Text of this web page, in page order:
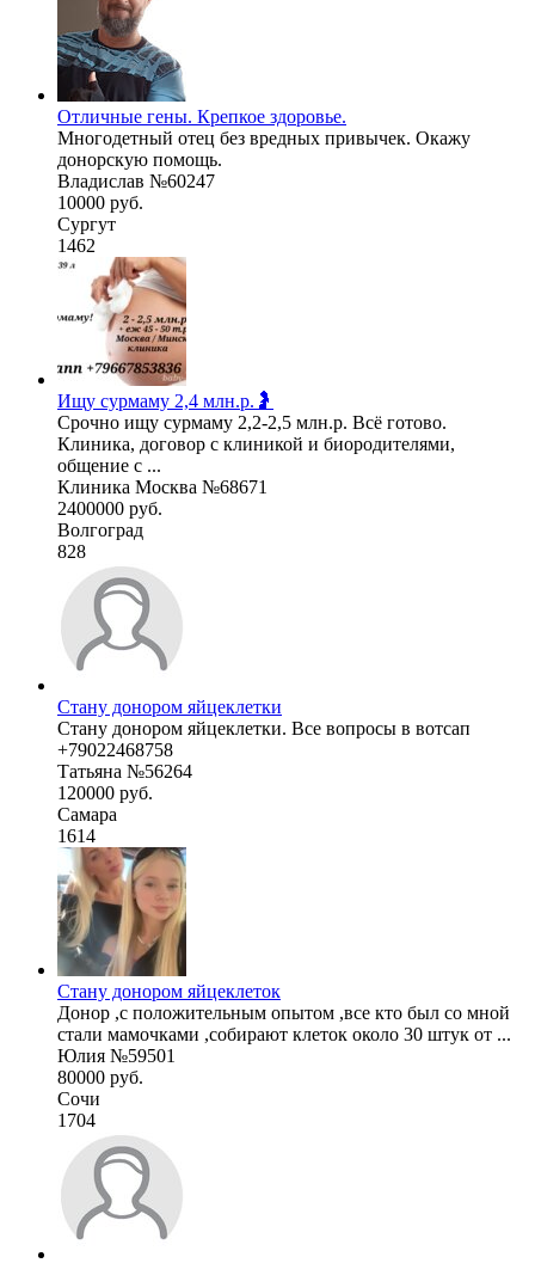
Отличные гены. Крепкое здоровье.
Многодетный отец без вредных привычек. Окажу
донорскую помощь.
Владислав №60247
10000 руб.
Сургут
1462
Ищу сурмаму 2,4 млн.р.🤰
Срочно ищу сурмаму 2,2-2,5 млн.р. Всё готово.
Клиника, договор с клиникой и биородителями,
общение с ...
Клиника Москва №68671
2400000 руб.
Волгоград
828
Стану донором яйцеклетки
Стану донором яйцеклетки. Все вопросы в вотсап
+79022468758
Татьяна №56264
120000 руб.
Самара
1614
Стану донором яйцеклеток
Донор ,с положительным опытом ,все кто был со мной
стали мамочками ,собирают клеток около 30 штук от ...
Юлия №59501
80000 руб.
Сочи
1704